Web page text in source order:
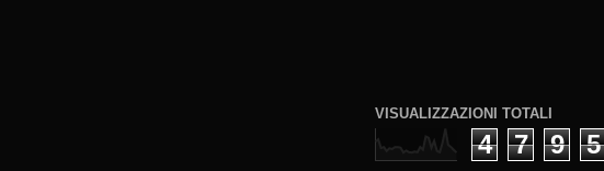
VISUALIZZAZIONI TOTALI
4 7 9 5